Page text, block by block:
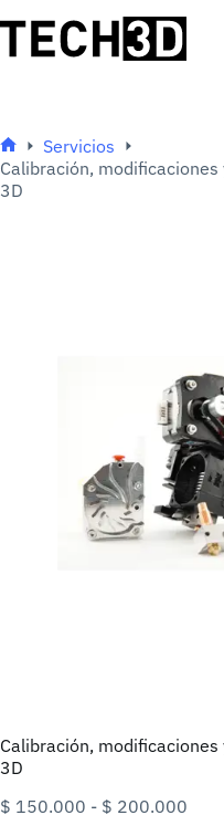
al
contenido
Inicio
Servicios
Calibración,
3D
Calibración,
3D
$ 150.000 - $ 200.000